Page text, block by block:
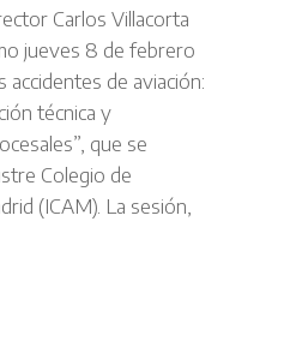
Carlos Villacorta
jueves 8 de febrero
accidentes de aviación:
técnica y
que se
Colegio de
(ICAM). La sesión,